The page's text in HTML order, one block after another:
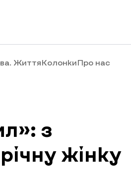
ЖиттяКолонкиПро нас
з
жінку